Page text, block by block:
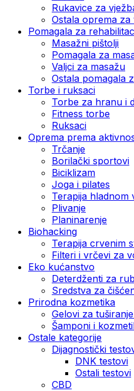
Rukavice za
Ostala oprema za
Pomagala za
Masažni pištolji
Pomagala za
Valjci za masažu
Ostala pomagala
Torbe i ruksaci
Torbe za hranu i
Fitness torbe
Ruksaci
Oprema prema
Trčanje
Borilački sportovi
Biciklizam
Joga i pilates
Terapija hladnom
Plivanje
Planinarenje
Biohacking
Terapija crvenim
Filteri i vrčevi za
Eko kućanstvo
Deterdženti za
Sredstva za
Prirodna kozmetika
Gelovi za
Šamponi i
Ostale kategorije
Dijagnostički
DNK testovi
Ostali testovi
CBD